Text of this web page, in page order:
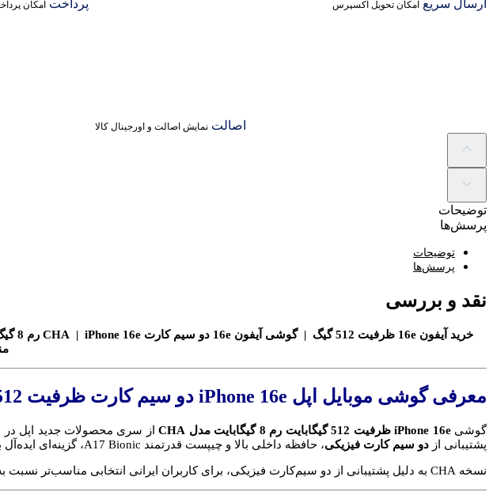
ارسال سریع امکان تحویل اکسپرس پرداخت امکان
اصالت نمایش اصالت و اورجینال کالا
توضیحات
پرسش‌ها
توضیحات
پرسش‌ها
نقد و بررسی
معرفی گوشی موبایل اپل iPhone 16e دو سیم کارت ظرفیت 512 گیگابایت رم 8 گیگابایت (CHA)
گوشیiPhone 16e ظرفیت 512 گیگابایت رم 8 گیگابایت مدل CHA
پشتیبانی از دو سیم کارت فیزیکی، حافظه داخلی بالا و چیپست قدرتمند A17 Bionic، گزینه‌ای ایده‌آل برای کاربرانی است که همزمان به عملکرد حرفه‌ای و فضای ذخیره‌سازی گسترده نیاز دارند.
نسخه CHA به دلیل پشتیبانی از دو سیم‌کارت فیزیکی، برای کاربران ایرانی انتخابی مناسب‌تر نسبت به مدل‌های محدود به eSIM محسوب می‌شود.